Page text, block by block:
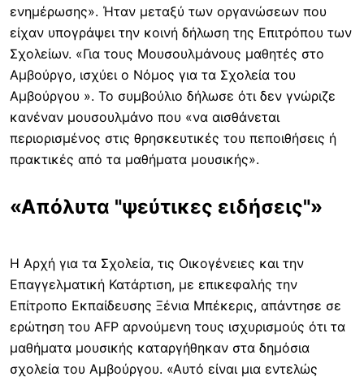
ενημέρωσης». Ήταν μεταξύ των οργανώσεων που
είχαν υπογράψει την κοινή δήλωση της Επιτρόπου των
Σχολείων. «Για τους Μουσουλμάνους μαθητές στο
Αμβούργο, ισχύει ο Νόμος για τα Σχολεία του
Αμβούργου ». Το συμβούλιο δήλωσε ότι δεν γνώριζε
κανέναν μουσουλμάνο που «να αισθάνεται
περιορισμένος στις θρησκευτικές του πεποιθήσεις ή
πρακτικές από τα μαθήματα μουσικής».
«Απόλυτα "ψεύτικες ειδήσεις"»
Η Αρχή για τα Σχολεία, τις Οικογένειες και την
Επαγγελματική Κατάρτιση, με επικεφαλής την
Επίτροπο Εκπαίδευσης Ξένια Μπέκερις, απάντησε σε
ερώτηση του AFP αρνούμενη τους ισχυρισμούς ότι τα
μαθήματα μουσικής καταργήθηκαν στα δημόσια
σχολεία του Αμβούργου. «Αυτό είναι μια εντελώς